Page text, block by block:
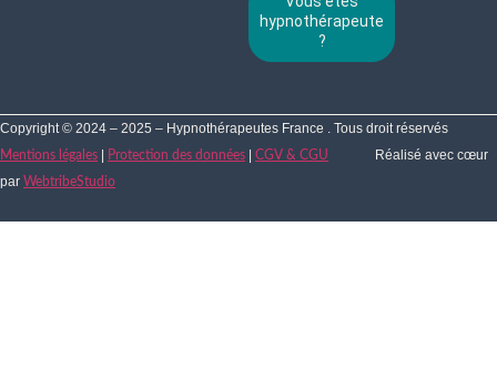
hypnothérapeute
?
Copyright © 2024 – 2025 – Hypnothérapeutes France . Tous droit réservés
Mentions légales Protection des données CGV & CGU
Réalisé avec cœur
par WebtribeStudio